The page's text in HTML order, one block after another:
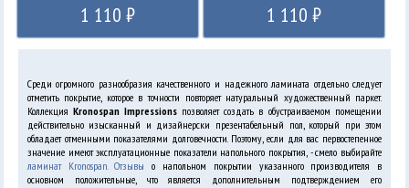
1 110 ₽ 1 110 ₽
Среди огромного разнообразия качественного и надежного ламината отдельно следует
отметить покрытие, которое в точности повторяет натуральный художественный паркет.
КоллекцияKronospan Impressionsпозволяет создать в обустраиваемом помещении
действительно изысканный и дизайнерски презентабельный пол, который при этом
обладает отменными показателями долговечности. Поэтому, если для вас первостепенное
значение имеют эксплуатационные показатели напольного покрытия, - смело выбирайте
ламинат Kronospan. Отзывы о напольном покрытии указанного производителя в
основном положительные, что является дополнительным подтверждением его